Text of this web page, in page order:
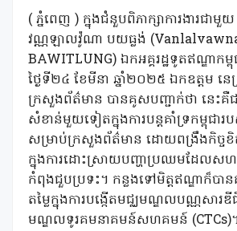
( ភ្នំពេញ ) ក្នុងជំនួបពិភាក្សាការងារជាមួ
វណ្ណឡាលវ៉ូណា បយធ្លង់
BAWITLUNG) ឯកអគ្គរដ្ឋទូតឥណ្ឌាក
ថ្ងៃទី២៤ ខែមីនា ឆ្នាំ២០២៥ ឯកឧត្តម នេត្រ
ក្រសួងព័ត៌មាន បានគូសបញ្ជាក់ថា នេះគឺជ
សំខាន់មួយទៀតក្នុងការបន្តគាំទ្រកម្ពុជារ
សម្រាប់ក្រសួងព័ត៌មាន ដោយពង្រឹងកិច្ចខិត
ក្នុងការដោះស្រាយបញ្ហាប្រឈមដែលស
កំពុងជួបប្រទះ។ កន្លងទៅមិត្តឥណ្ឌាក៏បាន
តម្លៃក្នុងការបង្កើតមជ្ឈមណ្ឌលបណ្ណសា
មណ្ឌលទូរគមនាគមន៍សហគមន៍ (CTCs)